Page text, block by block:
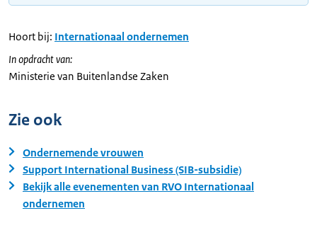
Hoort bij: Internationaal ondernemen
In opdracht van:
Ministerie van Buitenlandse Zaken
Zie ook
Ondernemende vrouwen
Support International Business (SIB-subsidie)
Bekijk alle evenementen van RVO Internationaal
ondernemen